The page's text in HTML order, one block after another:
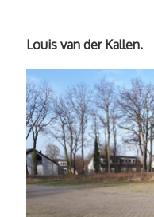
Louis van der Kallen.